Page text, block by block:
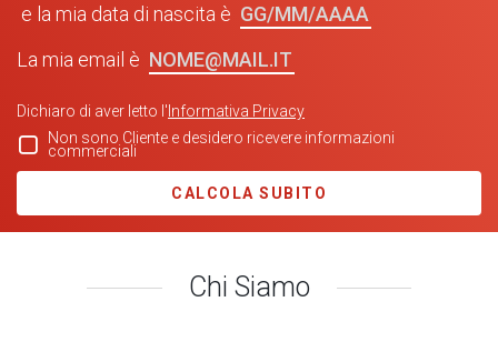
e la mia data di nascita è
GG/MM/AAAA
La mia email è NOME@MAIL.IT
Dichiaro di aver letto l' Informativa Privacy
Non sono Cliente e desidero ricevere informazioni
commerciali
CALCOLA SUBITO
Chi Siamo